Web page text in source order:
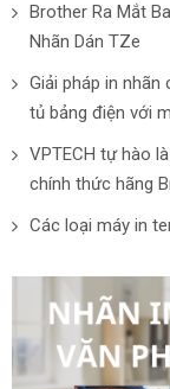
Brother Ra Mắt
Nhãn Dán TZe
Giải pháp in nhãn
tủ bảng điện với
VPTECH tự hào
chính thức hãng
Các loại máy in